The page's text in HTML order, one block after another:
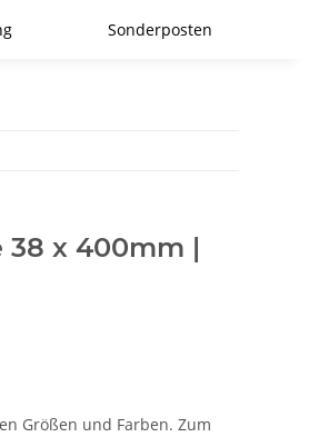
Sonderposten
x 400mm |
Größen und Farben. Zum